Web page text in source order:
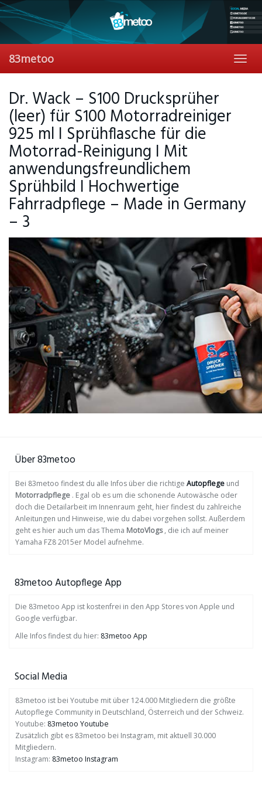
Skip
to
content
83metoo
Dr. Wack – S100 Drucksprüher
(leer) für S100 Motorradreiniger
925 ml I Sprühflasche für die
Motorrad-Reinigung I Mit
anwendungsfreundlichem
Sprühbild I Hochwertige
Fahrradpflege – Made in Germany
– 3
Über 83metoo
Bei 83metoo findest du alle Infos über die richtige Autopflege und
Motorradpflege . Egal ob es um die schonende Autowäsche oder
doch die Detailarbeit im Innenraum geht, hier findest du zahlreiche
Anleitungen und Hinweise, wie du dabei vorgehen sollst. Außerdem
geht es hier auch um das Thema MotoVlogs, die ich auf meiner
Yamaha FZ8 2015er Model aufnehme.
83metoo Autopflege App
Die 83metoo App ist kostenfrei in den App Stores von Apple und
Google verfügbar.
Alle Infos findest du hier: 83metoo App
Social Media
83metoo ist bei Youtube mit über 124.000 Mitgliedern die größte
Autopflege Community in Deutschland, Österreich und der Schweiz.
Youtube: 83metoo Youtube
Zusätzlich gibt es 83metoo bei Instagram, mit aktuell 30.000
Mitgliedern.
Instagram: 83metoo Instagram